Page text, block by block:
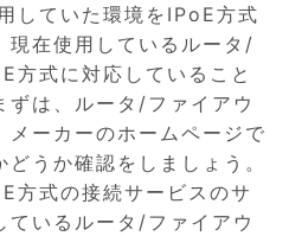
していた環境をIPoE方式
現在使用しているルータ/
方式に対応していること
ずは、ルータ/ファイアウ
メーカーのホームページで
うか確認をしましょう。
方式の接続サービスのサ
ているルータ/ファイアウ